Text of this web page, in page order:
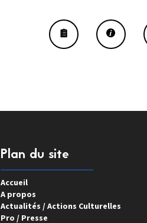
Plan du site
Accueil
A propos
Actualités / Actions Culturelles
Pro / Presse